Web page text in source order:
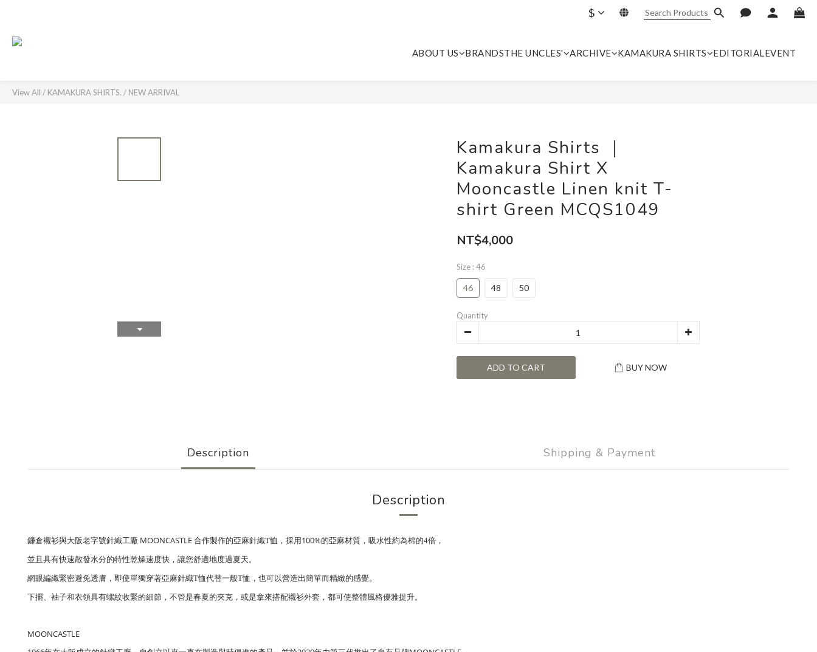
$
ABOUT US BRANDSTHE UNCLES' ARCHIVE KAMAKURA SHIRTS EDITORIALEVENT
View All / KAMAKURA SHIRTS. / NEW ARRIVAL
Kamakura Shirts ｜
Kamakura Shirt X
Mooncastle Linen knit T-
shirt Green MCQS1049
NT$4,000
Size : 46
46 48 50
Quantity
ADD TO CART BUY NOW
Description Shipping & Payment
Description
鐮倉襯衫與大阪老字號針織工廠 MOONCASTLE 合作製作的亞麻針織T恤，採用 100%的亞麻材質， 吸水性約為棉的4倍，
並且具有快速散發水分的特性乾燥速度快，讓您舒適地度過夏天。
網眼編織緊密避免透膚， 即使單獨穿著亞麻針織T恤代替一般T恤，也可以營造出簡單而精緻的感覺。
下擺、袖子和衣領具有螺紋收緊的細節，不管是春夏的夾克，或是拿來搭配襯衫外套 ，都可使整體風格優雅提升。
MOONCASTLE